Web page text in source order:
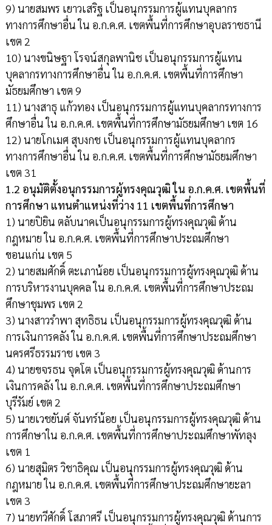
9) นายสมพร เยาวเสริฐ เป็นอนุกรรมการผู้แทนบุคลากร
ทางการศึกษาอื่น ใน อ.ก.ค.ศ. เขตพื้นที่การศึกษาอุบลราชธานี
เขต 2
10) นางขนิษฐา โรจน์สกุลพานิช เป็นอนุกรรมการผู้แทน
บุคลากรทางการศึกษาอื่น ใน อ.ก.ค.ศ. เขตพื้นที่การศึกษา
มัธยมศึกษา เขต 9
11) นางสาธุ แก้วทอง เป็นอนุกรรมการผู้แทนบุคลากรทางการ
ศึกษาอื่น ใน อ.ก.ค.ศ. เขตพื้นที่การศึกษามัธยมศึกษา เขต 16
12) นายโกเมศ สุบงกช เป็นอนุกรรมการผู้แทนบุคลากร
ทางการศึกษาอื่น ใน อ.ก.ค.ศ. เขตพื้นที่การศึกษามัธยมศึกษา
เขต 31
1.2 อนุมัติตั้งอนุกรรมการผู้ทรงคุณวุฒิ ใน อ.ก.ค.ศ. เขตพื้นที่
การศึกษา แทนตำแหน่งที่ว่าง 11 เขตพื้นที่การศึกษา
1) นายปิยิน ตลับนาคเป็นอนุกรรมการผู้ทรงคุณวุฒิ ด้าน
กฎหมาย ใน อ.ก.ค.ศ. เขตพื้นที่การศึกษาประถมศึกษา
ขอนแก่น เขต 5
2) นายสมศักดิ์ ตะเภาน้อย เป็นอนุกรรมการผู้ทรงคุณวุฒิ ด้าน
การบริหารงานบุคคล ใน อ.ก.ค.ศ. เขตพื้นที่การศึกษาประถม
ศึกษาชุมพร เขต 2
3) นางสาวรำพา สุทธิธน เป็นอนุกรรมการผู้ทรงคุณวุฒิ ด้าน
การเงินการคลัง ใน อ.ก.ค.ศ. เขตพื้นที่การศึกษาประถมศึกษา
นครศรีธรรมราช เขต 3
4) นายขจรธน จุดโต เป็นอนุกรรมการผู้ทรงคุณวุฒิ ด้านการ
เงินการคลัง ใน อ.ก.ค.ศ. เขตพื้นที่การศึกษาประถมศึกษา
บุรีรัมย์ เขต 2
5) นายเวชยันต์ จันทร์น้อย เป็นอนุกรรมการผู้ทรงคุณวุฒิ ด้าน
การศึกษาใน อ.ก.ค.ศ. เขตพื้นที่การศึกษาประถมศึกษาพัทลุง
เขต 1
6) นายสุมิตร วิชาธิคุณ เป็นอนุกรรมการผู้ทรงคุณวุฒิ ด้าน
กฎหมาย ใน อ.ก.ค.ศ. เขตพื้นที่การศึกษาประถมศึกษายะลา
เขต 3
7) นายทวีศักดิ์ โสภาศรี เป็นอนุกรรมการผู้ทรงคุณวุฒิ ด้านการ